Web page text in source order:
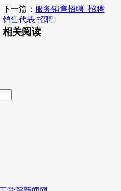
下一篇： 服务销售招聘_招聘
销售代表 招聘
相关阅读